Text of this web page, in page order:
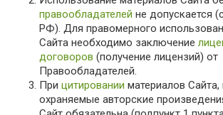
правообладателей не допускается
РФ). Для правомерного
Сайта необходимо заключение
договоров (получение лицензий) от
Правообладателей.
При цитировании материалов
охраняемые авторские